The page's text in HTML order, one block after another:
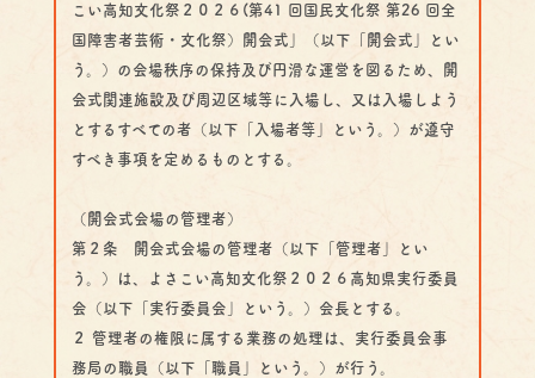
こい高知文化祭２０２６(第41 回国民文化祭 第26 回全
国障害者芸術・文化祭）開会式」（以下「開会式」とい
う。）の会場秩序の保持及び円滑な運営を図るため、開
会式関連施設及び周辺区域等に入場し、又は入場しよう
とするすべての者（以下「入場者等」という。）が遵守
すべき事項を定めるものとする。
（開会式会場の管理者）
第２条 開会式会場の管理者（以下「管理者」とい
う。）は、よさこい高知文化祭２０２６高知県実行委員
会（以下「実行委員会」という。）会長とする。
２ 管理者の権限に属する業務の処理は、実行委員会事
務局の職員（以下「職員」という。）が行う。